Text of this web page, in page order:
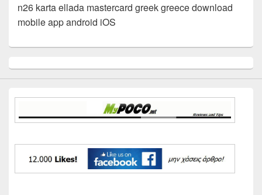
n26 karta ellada mastercard greek greece download
mobile app android iOS
Sidebar
Widget